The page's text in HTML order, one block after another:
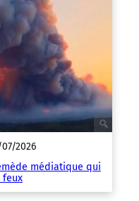
2026
médiatique qui
feux